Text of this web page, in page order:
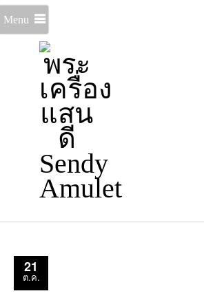
Menu
21
ต.ค.